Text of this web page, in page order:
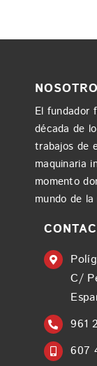
El fundador
década de
trabajos de
maquinaria
momento
mundo de
C/
961
607